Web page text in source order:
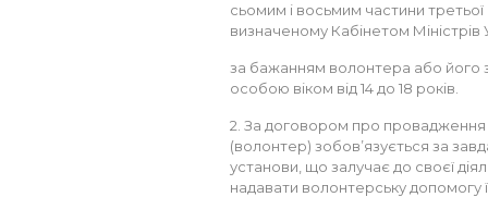
сьомим і восьмим частини третьої
визначеному Кабінетом Міністрів
за бажанням волонтера або його
особою віком від 14 до 18 років.
2. За договором про провадження
(волонтер) зобов’язується за
установи, що залучає до своєї
надавати волонтерську допомогу